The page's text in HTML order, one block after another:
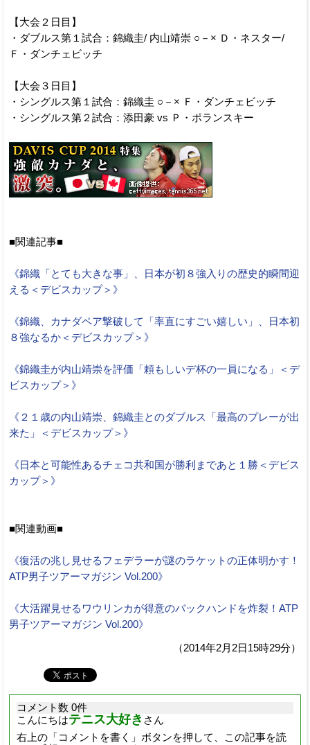
【大会２日目】
・ダブルス第１試合：錦織圭/ 内山靖崇 ○－× Ｄ・ネスター/
Ｆ・ダンチェビッチ
【大会３日目】
・シングルス第１試合：錦織圭 ○－× Ｆ・ダンチェビッチ
・シングルス第２試合：添田豪 vs Ｐ・ポランスキー
■関連記事■
《錦織「とても大きな事」、日本が初８強入りの歴史的瞬間迎
える＜デビスカップ＞》
《錦織、カナダペア撃破して「率直にすごい嬉しい」、日本初
８強なるか＜デビスカップ＞》
《錦織圭が内山靖崇を評価「頼もしいデ杯の一員になる」＜デ
ビスカップ＞》
《２１歳の内山靖崇、錦織圭とのダブルス「最高のプレーが出
来た」＜デビスカップ＞》
《日本と可能性あるチェコ共和国が勝利まであと１勝＜デビス
カップ＞》
■関連動画■
《復活の兆し見せるフェデラーが謎のラケットの正体明かす！
ATP男子ツアーマガジン Vol.200》
《大活躍見せるワウリンカが得意のバックハンドを炸裂！ATP
男子ツアーマガジン Vol.200》
（2014年2月2日15時29分）
コメント数 0件
こんにちはテニス大好き さん
右上の「コメントを書く」ボタンを押して、この記事を読